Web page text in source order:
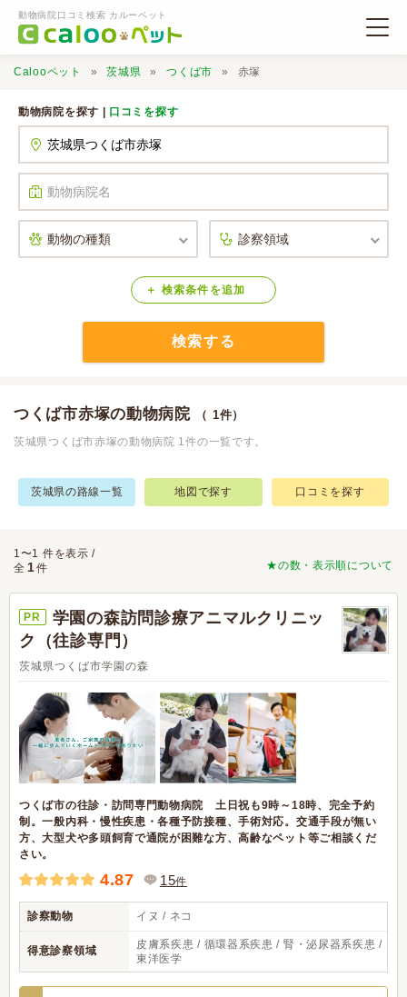
動物病院口コミ検索 カルーペット
口コミ検索
Calooペットとは？
Calooペット 茨城県 つくば市 赤塚
動物病院を探す | 口コミを探す
検索条件 を追加
検索する
つくば市赤塚の動物病院 （ 1件）
茨城県つくば市赤塚の動物病院 1件の一覧です。
茨城県の路線一覧 地図で探す 口コミを探す
★の数・表示順について
1〜1 件を表示 /
全 1件
PR
学園の森訪問診療アニマルクリニッ
ク（往診専門）
茨城県つくば市学園の森
つくば市の往診・訪問専門動物病院 土日祝も9時～18時、完全予約
制。一般内科・慢性疾患・各種予防接種、手術対応。交通手段が無い
方、大型犬や多頭飼育で通院が困難な方、高齢なペット等ご相談くだ
さい。
4.87 15件
診察動物 イヌ / ネコ
得意診察領域
皮膚系疾患 / 循環器系疾患 / 腎・泌尿器系疾患 /
東洋医学